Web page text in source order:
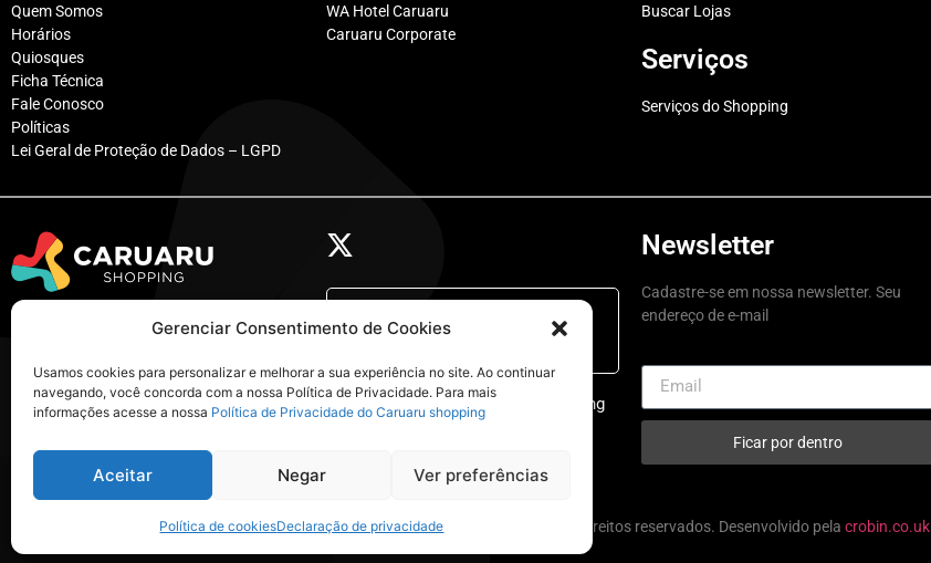
Gerenciar Consentimento de Cookies
Usamos cookies para personalizar e melhorar a sua experiência no site. Ao continuar
navegando, você concorda com a nossa Política de Privacidade. Para mais
informações acesse a nossa Política de Privacidade do Caruaru shopping
Aceitar Negar Ver preferências
Política de cookiesDeclaração de privacidade
Quem Somos
Horários
Quiosques
Ficha Técnica
Fale Conosco
Políticas
Lei Geral de Proteção de Dados – LGPD
WA Hotel Caruaru
Caruaru Corporate
Buscar Lojas
Serviços
Serviços do Shopping
Av. Adjar da Silva Casé, 800
Tel: (81) 3722-9999
@caruarushopping a a
nossa casa é aqui
visualizar @caruarushopping
Newsletter
Cadastre-se em nossa newsletter. Seu
endereço de e-mail
Ficar por dentro
© 2026 Caruaru Shopping, todos os direitos reservados. Desenvolvido pela crobin.co.uk